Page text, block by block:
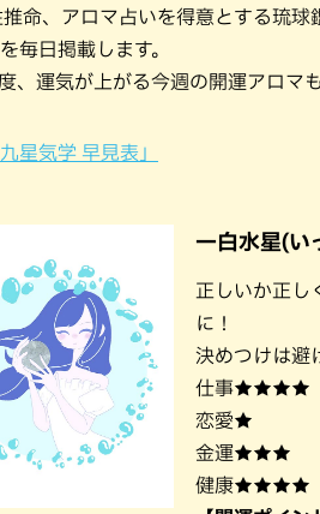
命、アロマ占いを得意とする琉球
毎日掲載します。
、運気が上がる今週の開運アロマ
星気学 早見表」
一白水星(
正しいか正し
に！
決めつけは避
仕事★★★★
恋愛★
金運★★★
健康★★★★